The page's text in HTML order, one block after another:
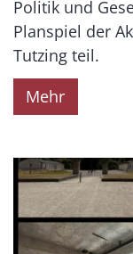
Politik und
Planspiel der
Tutzing teil.
Mehr